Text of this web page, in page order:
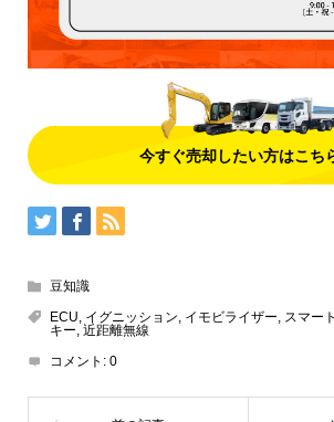
今すぐ売却したい方はこち
豆知識
ECU, イグニッション, イモビライザー, スマー
キー, 近距離無線
コメント: 0